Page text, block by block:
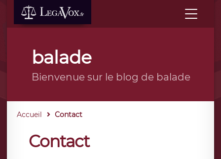
balade
Bienvenue sur le blog de balade
Accueil Contact
Contact